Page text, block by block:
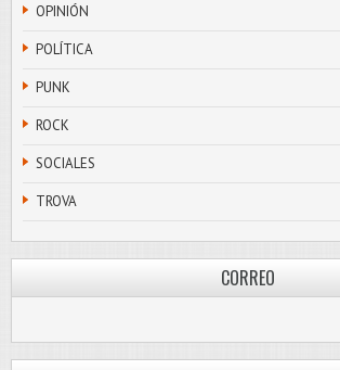
OPINIÓN
POLÍTICA
PUNK
ROCK
SOCIALES
TROVA
CORREO